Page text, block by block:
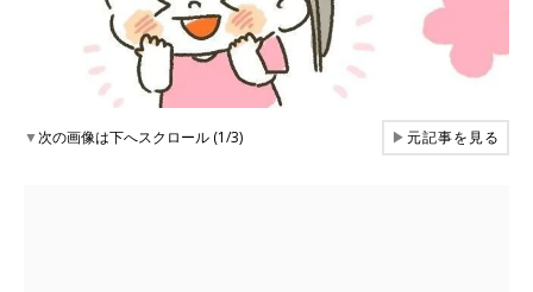
▼次の画像は下へスクロール (1/3) ▶元記事を見る